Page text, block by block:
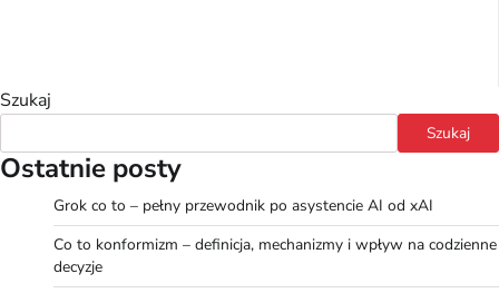
Szukaj
Szukaj
Ostatnie posty
Grok co to – pełny przewodnik po asystencie AI od xAI
Co to konformizm – definicja, mechanizmy i wpływ na codzienne
decyzje